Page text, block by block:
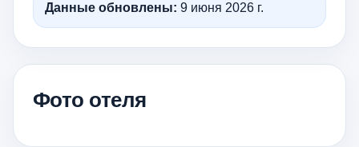
Данные обновлены: 9 июня 2026 г.
Фото отеля